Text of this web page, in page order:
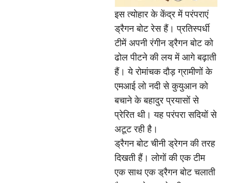
इस त्योहार के केंद्र में परंपराएं
ड्रैगन बोट रेस हैं। प्रतिस्पर्धी
टीमें अपनी रंगीन ड्रैगन बोट को
ढोल पीटने की लय में आगे बढ़ाती
हैं। ये रोमांचक दौड़ ग्रामीणों के
एमआई लो नदी से कुयुआन को
बचाने के बहादुर प्रयासों से
प्रेरित थी। यह परंपरा सदियों से
अटूट रही है।
ड्रैगन बोट चीनी ड्रेगन की तरह
दिखती हैं। लोगों की एक टीम
एक साथ एक ड्रैगन बोट चलाती